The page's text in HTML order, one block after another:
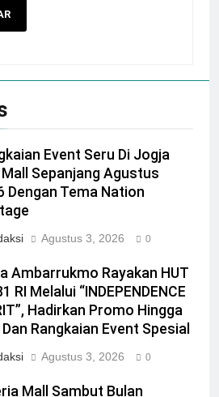
Event Seru Di Jogja
Sepanjang Agustus
Dengan Tema Nation
Agustus 3, 2026 0
Ambarrukmo Rayakan HUT
RI Melalui “INDEPENDENCE
Hadirkan Promo Hingga
Dan Rangkaian Event Spesial
Agustus 3, 2026 0
Mall Sambut Bulan